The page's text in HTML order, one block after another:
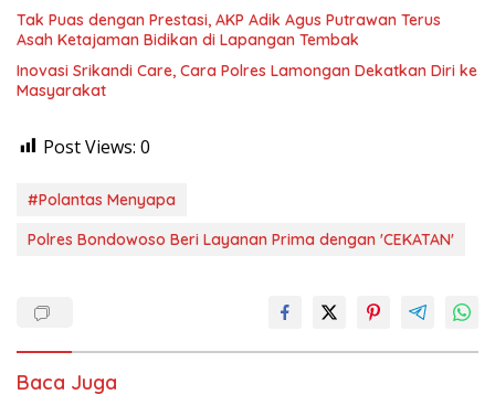
Tak Puas dengan Prestasi, AKP Adik Agus Putrawan Terus
Asah Ketajaman Bidikan di Lapangan Tembak
Inovasi Srikandi Care, Cara Polres Lamongan Dekatkan Diri ke
Masyarakat
Post Views: 0
#Polantas Menyapa
Polres Bondowoso Beri Layanan Prima dengan 'CEKATAN'
Baca Juga